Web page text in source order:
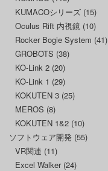
KUMACOシリーズ (15)
Oculus Rift 内視鏡 (10)
Rocker Bogie System (41)
GROBOTS (38)
KO-Link 2 (20)
KO-Link 1 (29)
KOKUTEN 3 (25)
MEROS (8)
KOKUTEN 1&2 (10)
ソフトウェア開発 (55)
VR関連 (11)
Excel Walker(24)